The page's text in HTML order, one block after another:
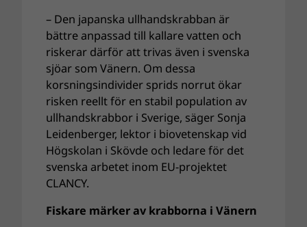
– Den japanska ullhandskrabban är
bättre anpassad till kallare vatten och
riskerar därför att trivas även i svenska
sjöar som Vänern. Om dessa
korsningsindivider sprids norrut ökar
risken reellt för en stabil population av
ullhandskrabbor i Sverige, säger Sonja
Leidenberger, lektor i biovetenskap vid
Högskolan i Skövde och ledare för det
svenska arbetet inom EU-projektet
CLANCY.
Fiskare märker av krabborna i Vänern